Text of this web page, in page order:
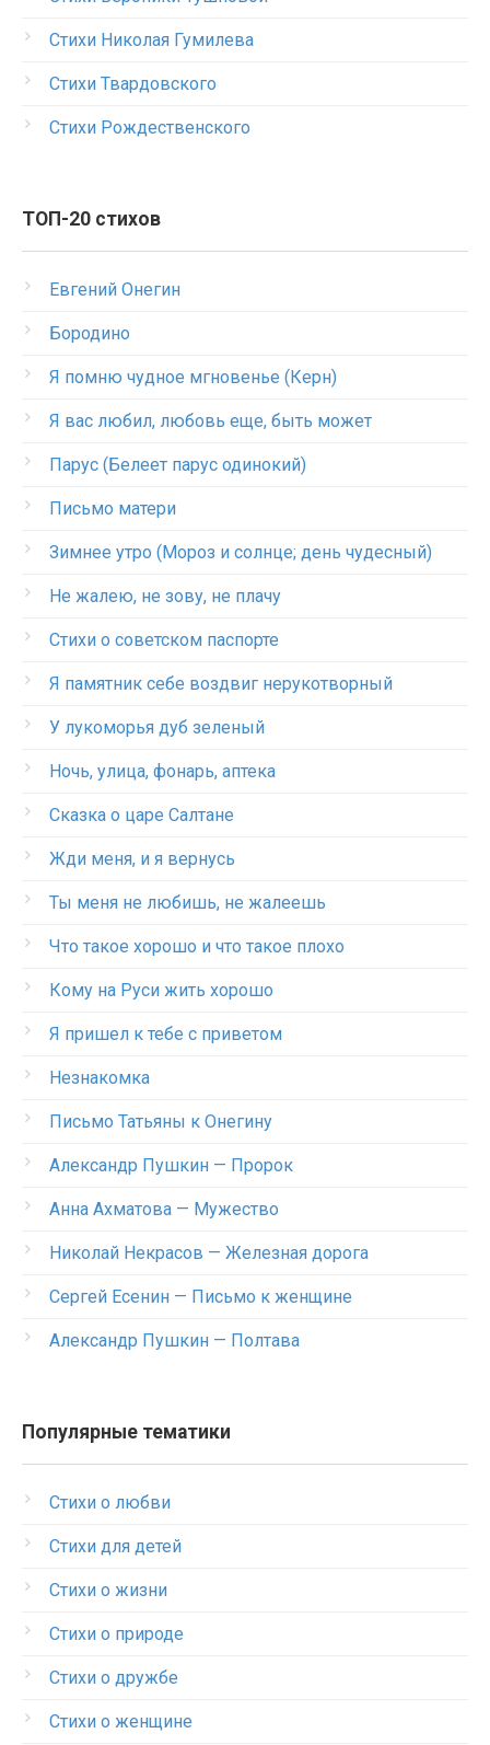
Стихи Николая Гумилева
Стихи Твардовского
Стихи Рождественского
ТОП-20 стихов
Евгений Онегин
Бородино
Я помню чудное мгновенье (Керн)
Я вас любил, любовь еще, быть может
Парус (Белеет парус одинокий)
Письмо матери
Зимнее утро (Мороз и солнце; день чудесный)
Не жалею, не зову, не плачу
Стихи о советском паспорте
Я памятник себе воздвиг нерукотворный
У лукоморья дуб зеленый
Ночь, улица, фонарь, аптека
Сказка о царе Салтане
Жди меня, и я вернусь
Ты меня не любишь, не жалеешь
Что такое хорошо и что такое плохо
Кому на Руси жить хорошо
Я пришел к тебе с приветом
Незнакомка
Письмо Татьяны к Онегину
Александр Пушкин — Пророк
Анна Ахматова — Мужество
Николай Некрасов — Железная дорога
Сергей Есенин — Письмо к женщине
Александр Пушкин — Полтава
Популярные тематики
Стихи о любви
Стихи для детей
Стихи о жизни
Стихи о природе
Стихи о дружбе
Стихи о женщине